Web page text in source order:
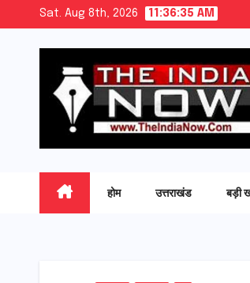
Sat. Aug 8th, 2026 11:36:36 AM
होम उत्तराखंड बड़ी